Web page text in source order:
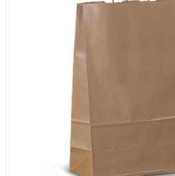
Упаковка для фаст
фуда,пиццерий,ресторанов
Стаканы, крышки, держатели,
Упаковка для суши
Коробки для кондитерских